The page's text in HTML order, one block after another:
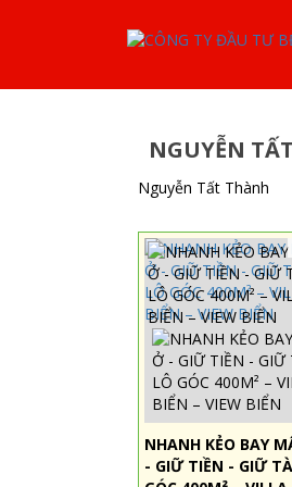
NGUYỄN
Nguyễn Tất Thành
NHANH KẺO BAY
- GIỮ TIỀN - GIỮ